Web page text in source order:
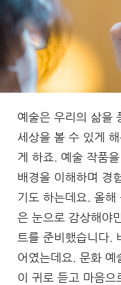
예술은 우리의 삶을
세상을 볼 수 있게
게 하죠. 예술 작품
배경을 이해하며 경
기도 하는데요. 올해
은 눈으로 감상해야
트를 준비했습니다.
어였는데요. 문화
이 귀로 듣고 마음으